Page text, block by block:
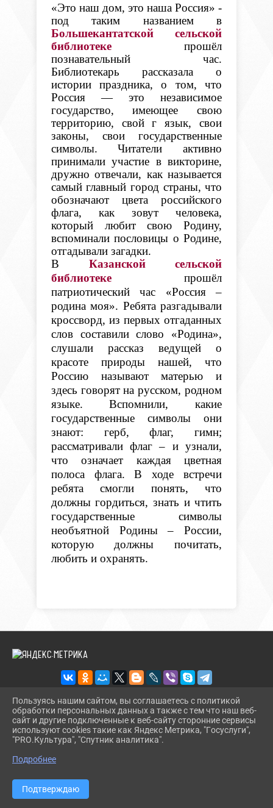
«Это наш дом, это наша Россия» -
под таким названием в
Большекантатской сельской
библиотекепрошёл
познавательный час.
Библиотекарь рассказала о
истории праздника, о том, что
Россия — это независимое
государство, имеющее свою
территорию, свой г язык, свои
законы, свои государственные
символы. Читатели активно
принимали участие в викторине,
дружно отвечали, как называется
самый главный город страны, что
обозначают цвета российского
флага, как зовут человека,
который любит свою Родину,
вспоминали пословицы о Родине,
отгадывали загадки.
В Казанской сельской
библиотекепрошёл
патриотический час «Россия –
родина моя». Ребята разгадывали
кроссворд, из первых отгаданных
слов составили слово «Родина»,
слушали рассказ ведущей о
красоте природы нашей, что
Россию называют матерью и
здесь говорят на русском, родном
языке. Вспомнили, какие
государственные символы они
знают: герб, флаг, гимн;
рассматривали флаг – и узнали,
что означает каждая цветная
полоса флага. В ходе встречи
ребята смогли понять, что
должны гордиться, знать и чтить
государственные символы
необъятной Родины – России,
которую должны почитать,
любить и охранять.
2026 Г. BMLIBR.RU
ВХОД
КАРТА САЙТА
СДЕЛАНО НА KUBCMS
РАЗРАБОТКА И ПОДДЕРЖКА
Пользуясь нашим сайтом, вы соглашаетесь с политикой
обработки персональных данных а также с тем что наш веб-
сайт и другие подключенные к веб-сайту сторонние сервисы
используют cookies такие как Яндекс Метрика, "Госуслуги",
"PRO.Культура", "Спутник аналитика".
Подробнее
Подтверждаю